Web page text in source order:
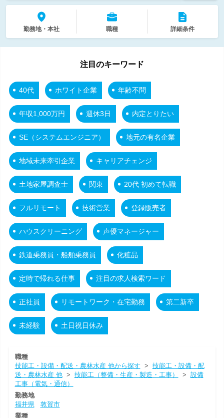
勤務地・本社 職種 詳細条件
注目のキーワード
40代 ホワイト企業 年齢不問
年収1,000万円 週休3日 内定とりたい
SE（システムエンジニア） 地元の有名企業
地域未来牽引企業 キャリアチェンジ
土地家屋調査士 関東 20代 初めて転職
フルリモート 技術営業 登録販売者
ハウスクリーニング 声優マネージャー
鉄道乗務員・船舶乗務員 化粧品
定時で帰れる仕事 注目の求人検索ワード
正社員 リモートワーク・在宅勤務 第二新卒
未経験 土日祝日休み
職種
技能工・設備・配送・農林水産 他から探す > 技能工・設備・配
送・農林水産 他> 技能工（整備・生産・製造・工事） > 設備
工事（電気・通信）
勤務地
福井県
敦賀市
業種